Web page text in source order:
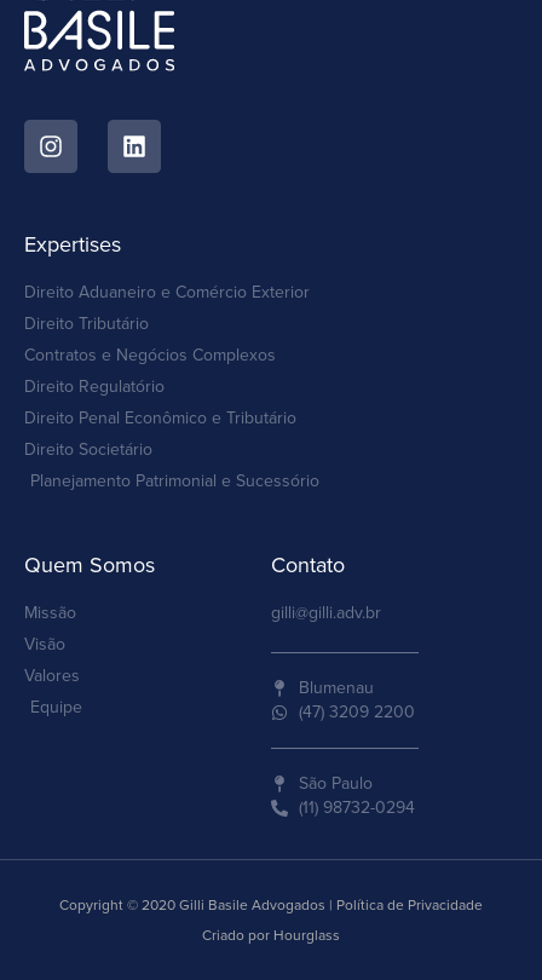
Expertises
Direito Aduaneiro e Comércio Exterior
Direito Tributário
Contratos e Negócios Complexos
Direito Regulatório
Direito Penal Econômico e Tributário
Direito Societário
Planejamento Patrimonial e Sucessório
Quem Somos
Missão
Visão
Valores
Equipe
Contato
gilli@gilli.adv.br
Blumenau
(47) 3209 2200
São Paulo
(11) 98732-0294
Copyright © 2020 Gilli Basile Advogados | Política de Privacidade
Criado por Hourglass